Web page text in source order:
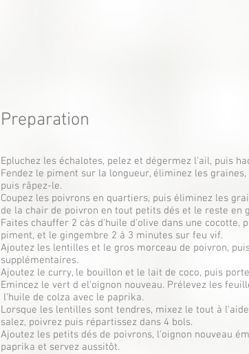
Preparation
Epluchez les échalotes, pelez et dégermez l'ail, puis
Fendez le piment sur la longueur, éliminez les
puis râpez-le.
Coupez les poivrons en quartiers, puis éliminez les
de la chair de poivron en tout petits dés et le reste en
Faites chauffer 2 càs d'huile d'olive dans une cocotte,
piment, et le gingembre 2 à 3 minutes sur feu vif.
Ajoutez les lentilles et le gros morceau de poivron,
supplémentaires.
Ajoutez le curry, le bouillon et le lait de coco, puis
Emincez le vert d el'oignon nouveau. Prélevez les
l'huile de colza avec le paprika.
Lorsque les lentilles sont tendres, mixez le tout à
salez, poivrez puis répartissez dans 4 bols.
Ajoutez les petits dés de poivrons, l'oignon nouveau
paprika et servez aussitôt.